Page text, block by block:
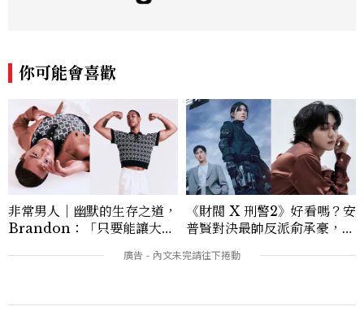
另涉獵3C家電、居家生活範疇，具備實測
pella、Mandarin Oriental、JOAL
I、Raffles、Banyan Tree、IHG、Ma
rriott等頂級飯店集團。 策劃並執行超過7
0篇深度專題「MC開房間」、260 篇以上
「玩咖懶人包」盤點類文章，致力用專業視
角提供讀者最新話題、兼具風格與實用的高
品質生活旅遊靈感內容。 Contact：ben
ny_yang@mctw.com.tw
你可能會喜歡
非常男人｜幽默的生存之道，
Brandon：「只要能讓大家
讓敵人成為朋友。」
《財閥 X 刑警2》好看嗎？安
普賢對決最帥反派俞承豪，鄭
卡，用錢輾壓罪犯的陳利手回